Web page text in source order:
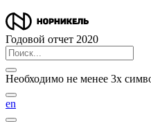
Годовой отчет 2020
Необходимо не менее 3х
en